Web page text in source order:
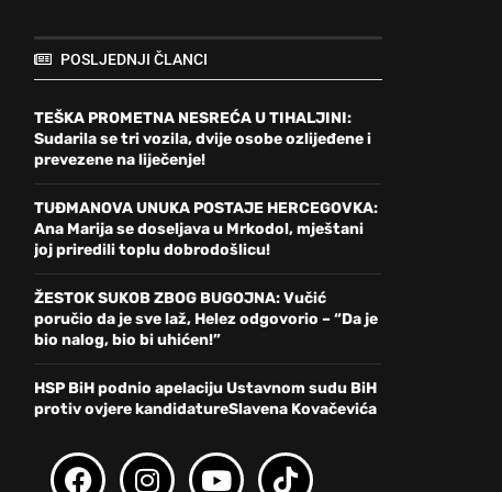
POSLJEDNJI ČLANCI
TEŠKA PROMETNA NESREĆA U TIHALJINI:
Sudarila se tri vozila, dvije osobe ozlijeđene i
prevezene na liječenje!
TUĐMANOVA UNUKA POSTAJE HERCEGOVKA:
Ana Marija se doseljava u Mrkodol, mještani
joj priredili toplu dobrodošlicu!
ŽESTOK SUKOB ZBOG BUGOJNA: Vučić
poručio da je sve laž, Helez odgovorio – “Da je
bio nalog, bio bi uhićen!”
HSP BiH podnio apelaciju Ustavnom sudu BiH
protiv ovjere kandidatureSlavena Kovačevića